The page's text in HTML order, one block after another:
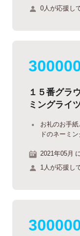
0人が応援し
１５番グラ
ミングライ
お礼のお手紙
ドのネーミ
2021年05月
1人が応援し